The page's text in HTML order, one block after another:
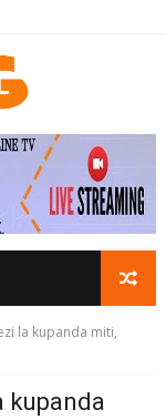
la kupanda miti,
kupanda